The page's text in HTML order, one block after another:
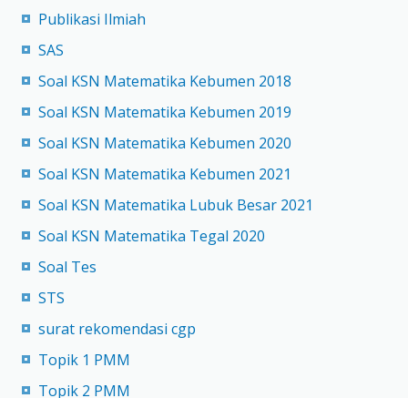
Publikasi Ilmiah
SAS
Soal KSN Matematika Kebumen 2018
Soal KSN Matematika Kebumen 2019
Soal KSN Matematika Kebumen 2020
Soal KSN Matematika Kebumen 2021
Soal KSN Matematika Lubuk Besar 2021
Soal KSN Matematika Tegal 2020
Soal Tes
STS
surat rekomendasi cgp
Topik 1 PMM
Topik 2 PMM